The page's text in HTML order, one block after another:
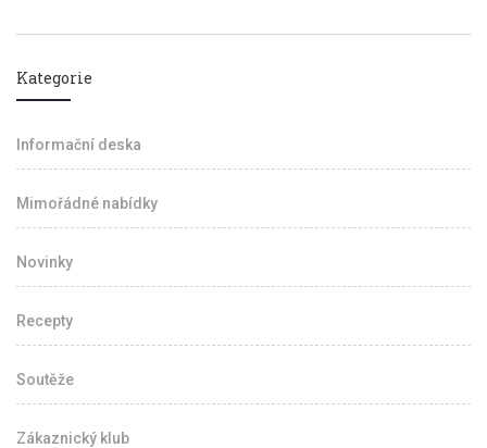
Kategorie
Informační deska
Mimořádné nabídky
Novinky
Recepty
Soutěže
Zákaznický klub